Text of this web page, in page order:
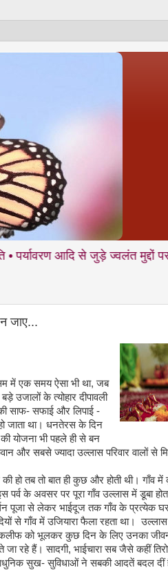
से जुड़े ज्वलंत मुद्दों पर आलेख,
जाए...
में एक समय ऐसा भी था, जब
उजालों के त्योहार दीपावली
साफ- सफाई और लिपाई -
जाता था। धनतेरस के दिन
योजना भी पहले ही से बन
और सबसे ज्यादा उल्लास परिवार वालों से
हो तब तो बात ही कुछ और होती थी। गाँव
पर्व के अवसर पर पूरा गाँव उल्लास में डूबा
पूजा से लेकर भाईदूज तक गाँव के प्रत्येक
से गाँव में उजियारा फैला रहता था। उल्लास
को भूलकर कुछ दिन के लिए उनका
रहे हैं। सादगी, भाईचारा सब जैसे कहीं
सुख- सुविधाओं ने सबकी आदतें बदल दीं